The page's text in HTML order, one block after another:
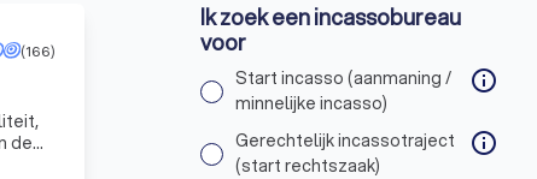
(166)
de
Ik zoek een incassobureau
voor
Start incasso (aanmaning /
minnelijke incasso)
info
Gerechtelijk incassotraject
(start rechtszaak)
info